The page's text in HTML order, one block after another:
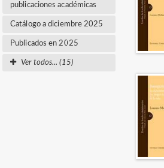
publicaciones académicas
Catálogo a diciembre 2025
Publicados en 2025
Ver todos... (15)